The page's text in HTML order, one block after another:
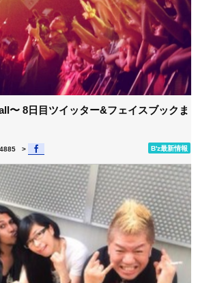
〜 8日目ツイッター&フェイスブックま
B'z最新情報
4885 >